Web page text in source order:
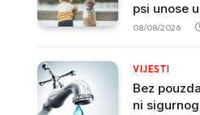
psi unose
doprinositi
08/08/2026
VIJESTI
Bez
ni